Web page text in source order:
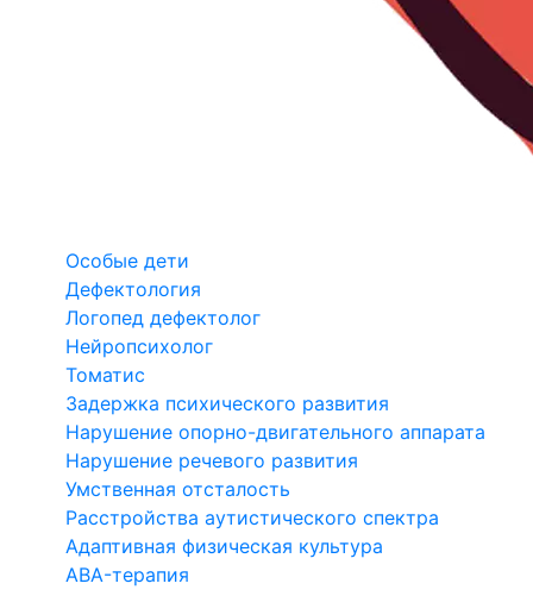
Особые дети
Дефектология
Логопед дефектолог
Нейропсихолог
Томатис
Задержка психического развития
Нарушение опорно-двигательного аппарата
Нарушение речевого развития
Умственная отсталость
Расстройства аутистического спектра
Адаптивная физическая культура
ABA-терапия